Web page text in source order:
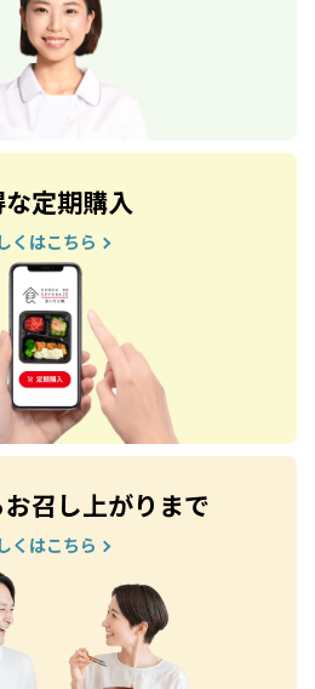
定期購入
くはこちら
召し上がりまで
くはこちら